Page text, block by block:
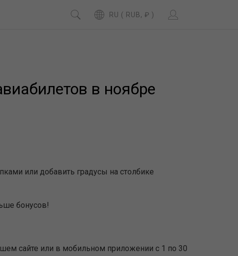
RU ( RUB, ₽ )
в ноябре
или добавить градусы на столбике
бонусов!
сайте или в мобильном приложении с 1 по 30